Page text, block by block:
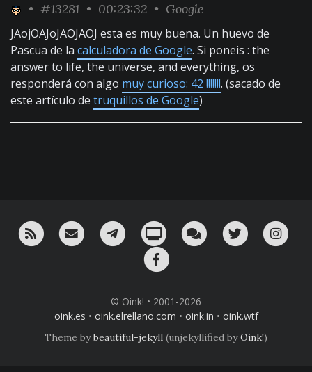
• #13281 • 00:23:32 • Google
JAojOAJoJAOJAOJ esta es muy buena. Un huevo de
Pascua de la calculadora de Google. Si poneis : the
answer to life, the universe, and everything, os
responderá con algo muy curioso: 42 !!!!!!!. (sacado de
este artículo de truquillos de Google)
RSS ¡Mándame un email!¡Nuestro canal en Telegram!
Oink! TV Charla con nosotros
Twitter
© Oink! • 2001-2026
oink.es • oink.elrellano.com • oink.in • oink.wtf
Theme bybeautiful-jekyll (unjekyllified byOink!)